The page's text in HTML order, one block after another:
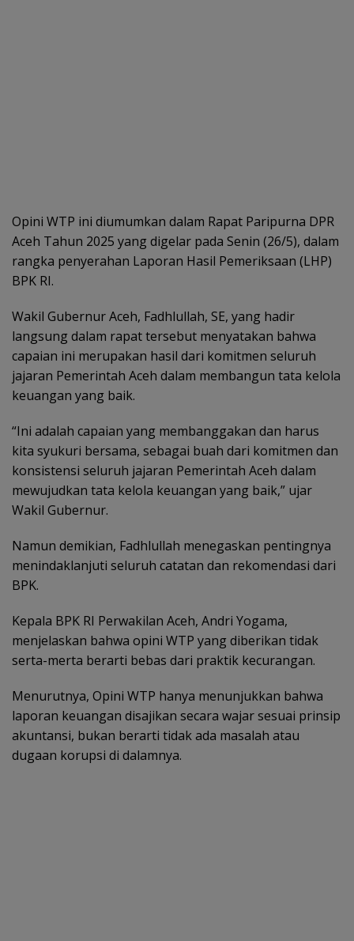
Opini WTP ini diumumkan dalam Rapat Paripurna DPR
Aceh Tahun 2025 yang digelar pada Senin (26/5), dalam
rangka penyerahan Laporan Hasil Pemeriksaan (LHP)
BPK RI.
Wakil Gubernur Aceh, Fadhlullah, SE, yang hadir
langsung dalam rapat tersebut menyatakan bahwa
capaian ini merupakan hasil dari komitmen seluruh
jajaran Pemerintah Aceh dalam membangun tata kelola
keuangan yang baik.
“Ini adalah capaian yang membanggakan dan harus
kita syukuri bersama, sebagai buah dari komitmen dan
konsistensi seluruh jajaran Pemerintah Aceh dalam
mewujudkan tata kelola keuangan yang baik,” ujar
Wakil Gubernur.
Namun demikian, Fadhlullah menegaskan pentingnya
menindaklanjuti seluruh catatan dan rekomendasi dari
BPK.
Kepala BPK RI Perwakilan Aceh, Andri Yogama,
menjelaskan bahwa opini WTP yang diberikan tidak
serta-merta berarti bebas dari praktik kecurangan.
Menurutnya, Opini WTP hanya menunjukkan bahwa
laporan keuangan disajikan secara wajar sesuai prinsip
akuntansi, bukan berarti tidak ada masalah atau
dugaan korupsi di dalamnya.